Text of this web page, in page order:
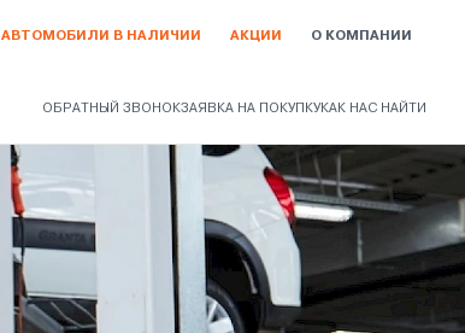
АВТОМОБИЛИ В НАЛИЧИИ АКЦИИ О КОМПАНИИ
ОБРАТНЫЙ ЗВОНОКЗАЯВКА НА ПОКУПКУ КАК НАС НАЙТИ